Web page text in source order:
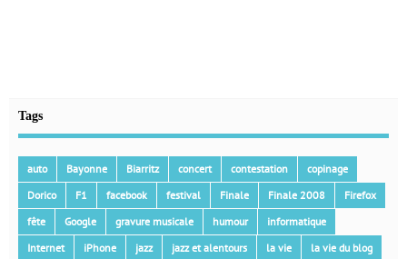
Tags
auto Bayonne Biarritz concert contestation
copinage
Dorico
F1 facebook festival Finale Finale 2008
Firefox
fête
Google gravure musicale humour
informatique
Internet
iPhone jazz jazz et alentours la vie
la vie du blog